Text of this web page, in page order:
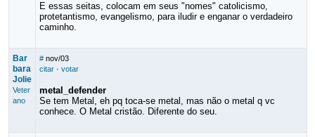
E essas seitas, colocam em seus "nomes" catolicismo,
protetantismo, evangelismo, para iludir e enganar o verdadeiro
caminho.
Bar
bara
Jolie
Veter
ano
# nov/03
citar· votar
metal_defender
Se tem Metal, eh pq toca-se metal, mas não o metal q vc
conhece. O Metal cristão. Diferente do seu.